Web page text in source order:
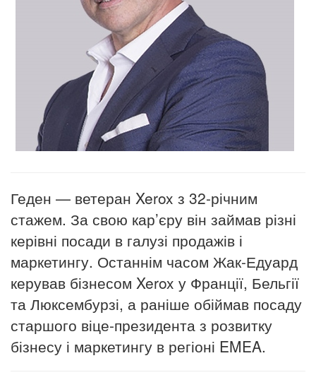
Геден — ветеран Xerox з 32-річним
стажем. За свою кар’єру він займав різні
керівні посади в галузі продажів і
маркетингу. Останнім часом Жак-Едуард
керував бізнесом Xerox у Франції, Бельгії
та Люксембурзі, а раніше обіймав посаду
старшого віце-президента з розвитку
бізнесу і маркетингу в регіоні EMEA.